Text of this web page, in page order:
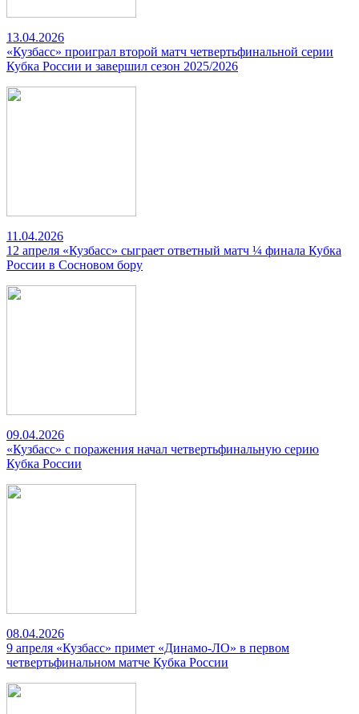
13.04.2026
«Кузбасс» проиграл второй матч четвертьфинальной серии
Кубка России и завершил сезон 2025/2026
11.04.2026
12 апреля «Кузбасс» сыграет ответный матч ¼ финала Кубка
России в Сосновом бору
09.04.2026
«Кузбасс» с поражения начал четвертьфинальную серию
Кубка России
08.04.2026
9 апреля «Кузбасс» примет «Динамо-ЛО» в первом
четвертьфинальном матче Кубка России